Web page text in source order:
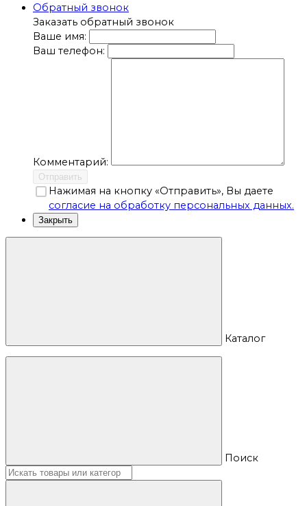
Обратный звонок
Заказать обратный звонок
Ваше имя:
Ваш телефон:
Комментарий:
Отправить
Нажимая на кнопку «Отправить», Вы даете
согласие на обработку персональных данных.
Закрыть
Каталог
Поиск